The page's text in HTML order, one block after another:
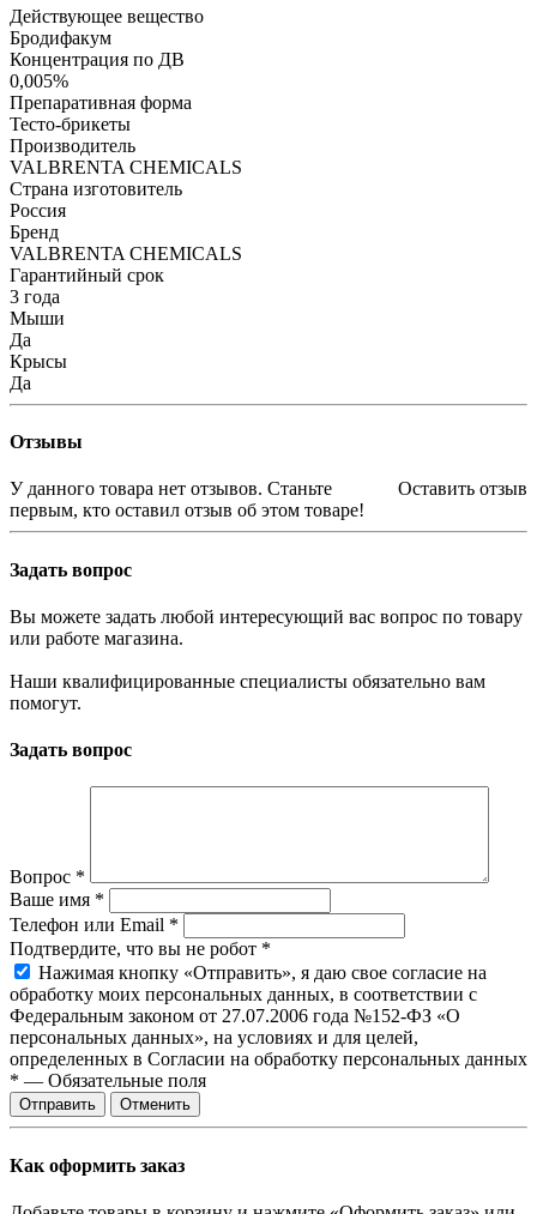
Действующее вещество
Бродифакум
Концентрация по ДВ
0,005%
Препаративная форма
Тесто-брикеты
Производитель
VALBRENTA CHEMICALS
Страна изготовитель
Россия
Бренд
VALBRENTA CHEMICALS
Гарантийный срок
3 года
Мыши
Да
Крысы
Да
Отзывы
Оставить отзыв
У данного товара нет отзывов. Станьте
первым, кто оставил отзыв об этом товаре!
Задать вопрос
Вы можете задать любой интересующий вас вопрос по товару
или работе магазина.
Наши квалифицированные специалисты обязательно вам
помогут.
Задать вопрос
Вопрос *
Ваше имя *
Телефон или Email *
Подтвердите, что вы не робот *
Нажимая кнопку «Отправить», я даю свое согласие на
обработку моих персональных данных, в соответствии с
Федеральным законом от 27.07.2006 года №152-ФЗ «О
персональных данных», на условиях и для целей,
определенных в Согласии на обработку персональных данных
* — Обязательные поля
Отправить Отменить
Как оформить заказ